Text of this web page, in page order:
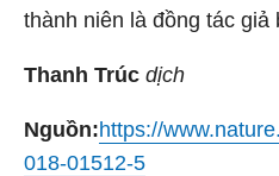
thành niên là đồng tác giả
Thanh Trúc dịch
Nguồn:https://
018-01512-5